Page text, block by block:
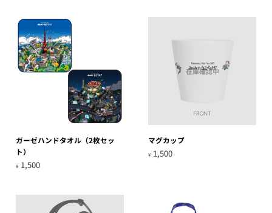
ガーゼハンドタオル（2枚セッ
ト）
¥ 1,500
在庫確認中
マグカップ
¥ 1,500